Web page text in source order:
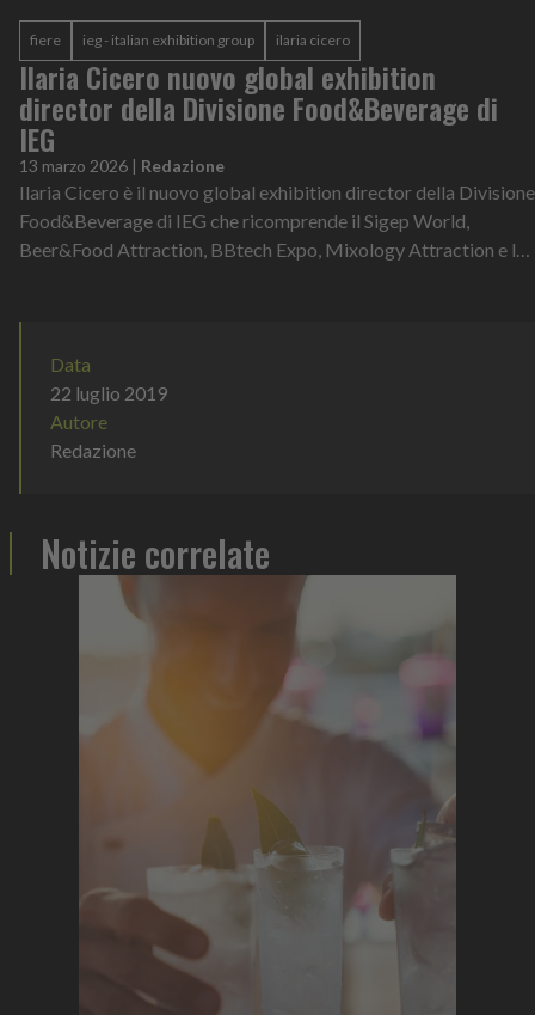
fiere ieg - italian exhibition group ilaria cicero
Ilaria Cicero nuovo global exhibition
director della Divisione Food&Beverage di
IEG
13 marzo 2026 | Redazione
Ilaria Cicero è il nuovo global exhibition director della Divisione
Food&Beverage di IEG che ricomprende il Sigep World,
Beer&Food Attraction, BBtech Expo, Mixology Attraction e le
Data
22 luglio 2019
Autore
Redazione
Notizie correlate